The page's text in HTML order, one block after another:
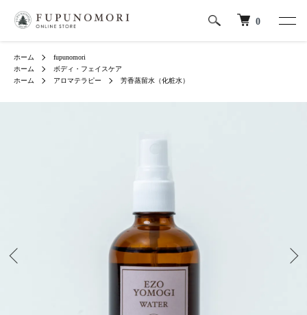
0
ホーム
fupunomori
ホーム
ボディ・フェイスケア
ホーム
アロマテラピー 芳香蒸留水（化粧水）